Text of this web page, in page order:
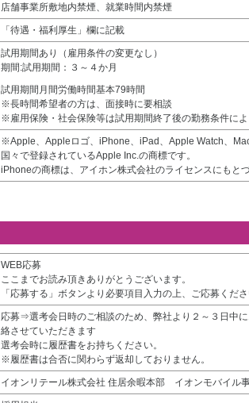
店舗事業所敷地内禁煙、就業時間内禁煙
「待遇・福利厚生」欄に記載
試用期間あり（雇用条件の変更なし）
期間:試用期間：３～４か月
試用期間月間労働時間基本79時間
※長時間希望者の方は、面接時に要相談
※雇用保険・社会保険等は試用期間終了後の勤務条件によ
※Apple、Appleロゴ、iPhone、iPad、Apple Watch、
国々で登録されているApple Inc.の商標です。
iPhoneの商標は、アイホン株式会社のライセンスにもと
WEB応募
ここまでお読み頂きありがとうございます。
「応募する」ボタンより必要項目入力の上、ご応募くださ
応募⇒選考会日時のご相談のため、弊社より２～３日中
絡させていただきます
選考会時に履歴書をお持ちください。
※履歴書は合否に関わらず返却しておりません。
イオンリテール株式会社 住居余暇本部 イオンモバイル